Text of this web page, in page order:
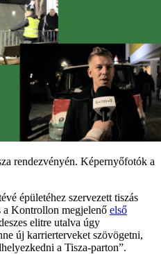
rendezvényén. Képernyőfotók a
épületéhez szervezett tiszás
a Kontrollon megjelenő első
elitre utalva úgy
új karrierterveket szövögetni,
a Tisza-parton”.